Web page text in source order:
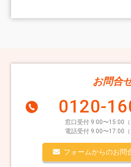
お問合
0120-
窓口受付 9:00〜15:00（
電話受付 9:00〜17:00（
フォームからのお問